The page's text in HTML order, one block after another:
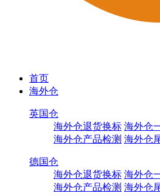
首页
海外仓
英国仓
海外仓退货换标 海外仓
海外仓产品检测 海外仓
德国仓
海外仓退货换标 海外仓
海外仓产品检测 海外仓